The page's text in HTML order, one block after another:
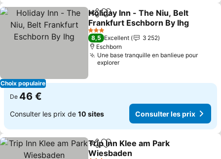
Choix populaire
PartagerAjouter à mes favoris
Holiday Inn - The Niu, Belt
Frankfurt Eschborn By Ihg
Consulter les prix
3 Étoiles
8,5 Excellent
3 252
Eschborn
Une base tranquille en banlieue pour
explorer
De 46 €
Consulter les prix de 10 sites Consulter les prix
PartagerAjouter à mes favoris
Trip Inn Klee am Park
Wiesbaden